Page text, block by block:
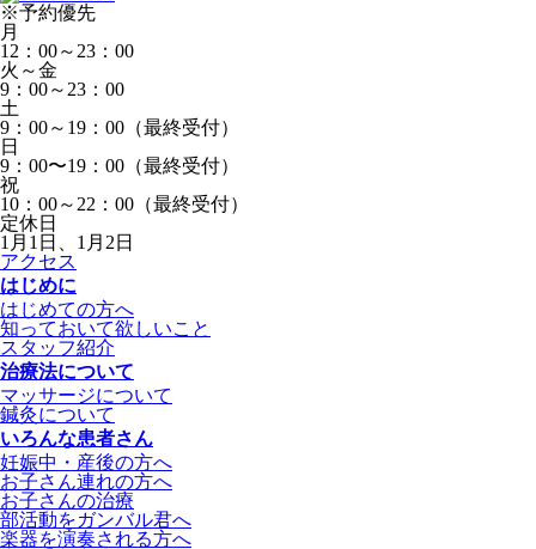
※予約優先
月
12：00～23：00
火～金
9：00～23：00
土
9：00～19：00（最終受付）
日
9：00〜19：00（最終受付）
祝
10：00～22：00（最終受付）
定休日
1月1日、1月2日
アクセス
はじめに
はじめての方へ
知っておいて欲しいこと
スタッフ紹介
治療法について
マッサージについて
鍼灸について
いろんな患者さん
妊娠中・産後の方へ
お子さん連れの方へ
お子さんの治療
部活動をガンバル君へ
楽器を演奏される方へ